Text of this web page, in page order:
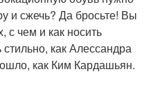
и сжечь? Да бросьте! Вы
с чем и как носить
как Алессандра
как Ким Кардашьян.